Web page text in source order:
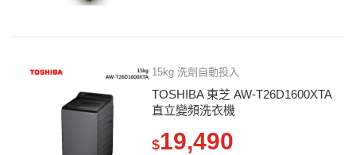
15kg 洗劑自動投入
TOSHIBA 東芝 AW-T26D1600XTA
直立變頻洗衣機
$19,490